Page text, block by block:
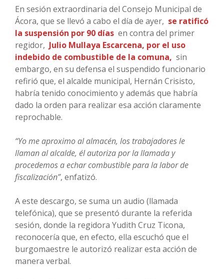
En sesión extraordinaria del Consejo Municipal de
Ácora, que se llevó a cabo el día de ayer, se ratificó
la suspensión por 90 días en contra del primer
regidor, Julio Mullaya Escarcena, por el uso
indebido de combustible de la comuna, sin
embargo, en su defensa el suspendido funcionario
refirió que, el alcalde municipal, Hernán Crisisto,
habría tenido conocimiento y además que habría
dado la orden para realizar esa acción claramente
reprochable.
“Yo me aproximo al almacén, los trabajadores le
llaman al alcalde, él autoriza por la llamada y
procedemos a echar combustible para la labor de
fiscalización”, enfatizó.
A este descargo, se suma un audio (llamada
telefónica), que se presentó durante la referida
sesión, donde la regidora Yudith Cruz Ticona,
reconocería que, en efecto, ella escuchó que el
burgomaestre le autorizó realizar esta acción de
manera verbal.